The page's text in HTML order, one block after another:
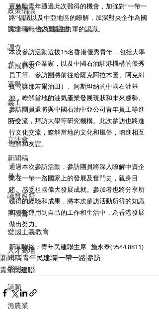
政策倡議
民建聯報告及建議書
調查
新冠肺炎
選舉
義工
民生
立法會
新聞稿
暴力
議會監察
區議會
愛國主義教育
人才高地
聲明
請願
漁農業
賓勉勵青年通過此次難得的機會，加強對“一帶一
路”倡議以及中亞地區的瞭解，加深對央企作為國
家“一帶一路”倡議主力軍的認識。
本次參訪活動選拔15名香港優秀青年，包括大學
生、青年企業家，以及中國石油駐港機構的優秀
員工等。參訪團將前往哈薩克阿拉木圖、阿克糾
賓（讓那若爾油田）、阿斯坦納的中國石油基
地，瞭解當地的油氣產業發展現狀和未來趨勢。
參訪團員還將與中國石油中亞公司青年員工等進
行交流，拜訪大學等研究機構。此次參訪也將進
行文化交流，瞭解當地的文化和風俗，增進相互
理解和友誼。
通過本次參訪活動，參訪團員將深入瞭解中資企
業在一帶一路國家上的發展及奮鬥史，親身目
睹、感受祖國偉大發展成就。參加者也將分享所
獲得的經驗和成果，將本次參訪活動所得的知識
和聯繫運用到自己的工作和生活中，為香港發展
做出努力。
新聞聯絡：青年民建聯主席   施永泰(9544 8811)
新聞稿青年民建聯一帶一路參訪
青年民建聯